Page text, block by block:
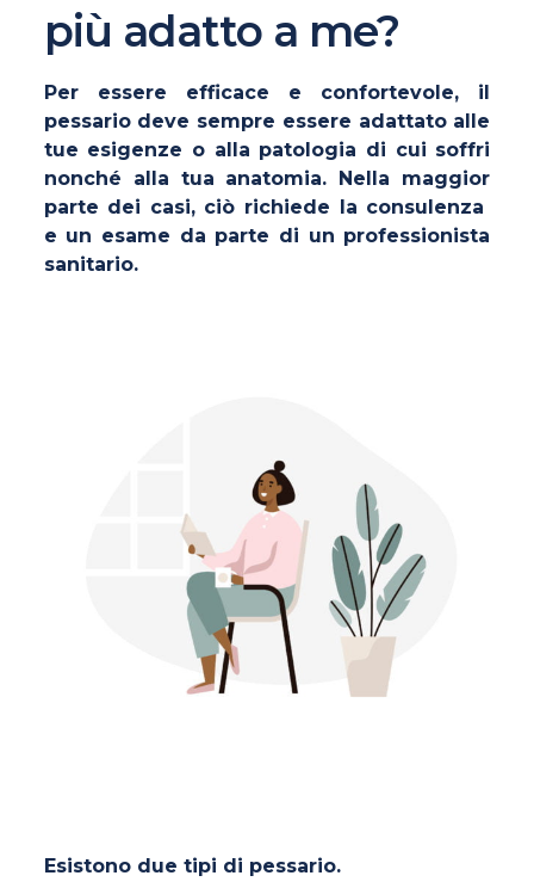
più adatto a me?
Per essere efficace e confortevole, il
pessario deve sempre essere adattato alle
tue esigenze o alla patologia di cui soffri
nonché alla tua anatomia. Nella maggior
parte dei casi, ciò richiede la consulenza
e un esame da parte di un professionista
sanitario.
Esistono due tipi di pessario.